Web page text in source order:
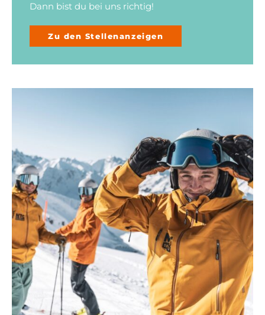
Dann bist du bei uns richtig!
Zu den Stellenanzeigen